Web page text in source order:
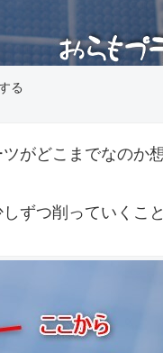
る
がどこまでなのか
ずつ削っていくこ